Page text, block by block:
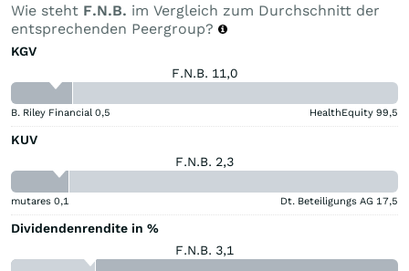
Wie steht F.N.B. im Vergleich zum Durchschnitt der
entsprechenden Peergroup?
KGV
F.N.B. 11,0
B. Riley Financial 0,5 HealthEquity 99,5
KUV
F.N.B. 2,3
mutares 0,1 Dt. Beteiligungs AG 17,5
Dividendenrendite in %
F.N.B. 3,1